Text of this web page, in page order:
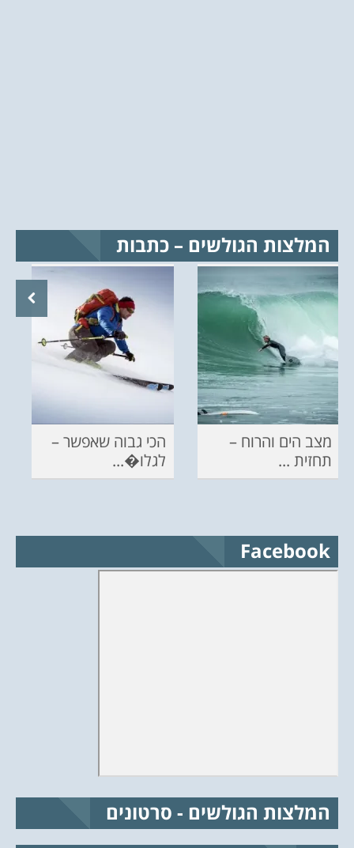
המלצות הגולשים – כתבות
מצב הים והרוח –
תחזית ...
הכי גבוה שאפשר –
לגלו�...
Facebook
המלצות הגולשים - סרטונים